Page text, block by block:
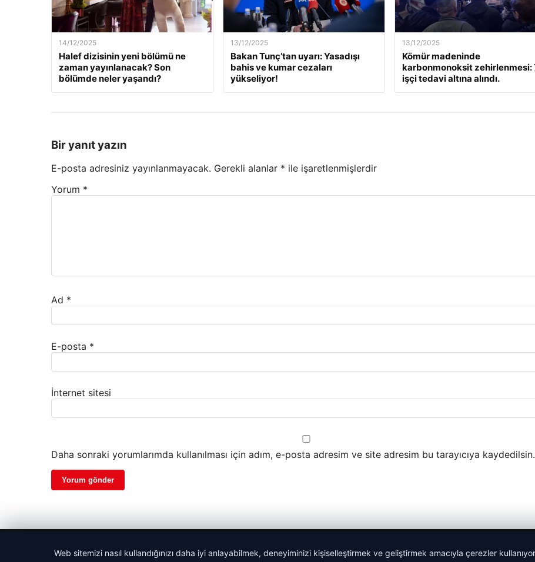
14/12/2025
Halef dizisinin yeni bölümü ne
zaman yayınlanacak? Son
bölümde neler yaşandı?
13/12/2025
Bakan Tunç’tan uyarı: Yasadışı
bahis ve kumar cezaları
yükseliyor!
13/12/2025
Kömür madeninde
karbonmonoksit zehirlenmesi:
işçi tedavi altına alındı.
Bir yanıt yazın
E-posta adresiniz yayınlanmayacak. Gerekli alanlar * ile işaretlenmişlerdir
Yorum *
Ad *
E-posta *
İnternet sitesi
Daha sonraki yorumlarımda kullanılması için adım, e-posta adresim ve site adresim bu tarayıcıya kaydedilsin.
Web sitemizi nasıl kullandığınızı daha iyi anlayabilmek, deneyiminizi kişiselleştirmek ve geliştirmek amacıyla çerezler